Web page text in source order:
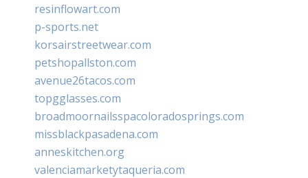
resinflowart.com
p-sports.net
korsairstreetwear.com
petshopallston.com
avenue26tacos.com
topgglasses.com
broadmoornailsspacoloradosprings.com
missblackpasadena.com
anneskitchen.org
valenciamarketytaqueria.com